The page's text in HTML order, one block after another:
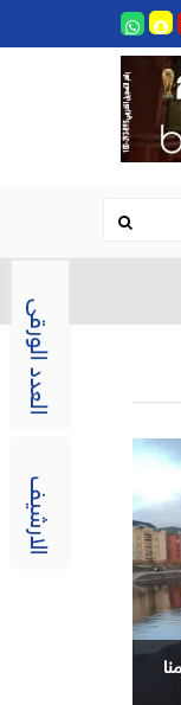
العدد الورقى
الارشيف